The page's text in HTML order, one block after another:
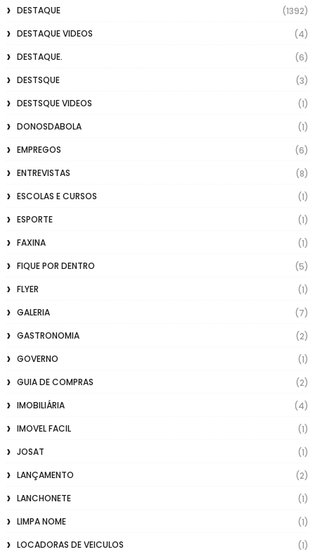
DESTAQUE
(1392)
DESTAQUE VIDEOS
(4)
DESTAQUE.
(6)
DESTSQUE
(3)
DESTSQUE VIDEOS
(1)
DONOSDABOLA
(1)
EMPREGOS
(6)
ENTREVISTAS
(8)
ESCOLAS E CURSOS
(1)
ESPORTE
(1)
FAXINA
(1)
FIQUE POR DENTRO
(5)
FLYER
(1)
GALERIA
(7)
GASTRONOMIA
(2)
GOVERNO
(1)
GUIA DE COMPRAS
(2)
IMOBILIÁRIA
(4)
IMOVEL FACIL
(1)
JOSAT
(1)
LANÇAMENTO
(2)
LANCHONETE
(1)
LIMPA NOME
(1)
LOCADORAS DE VEICULOS
(1)